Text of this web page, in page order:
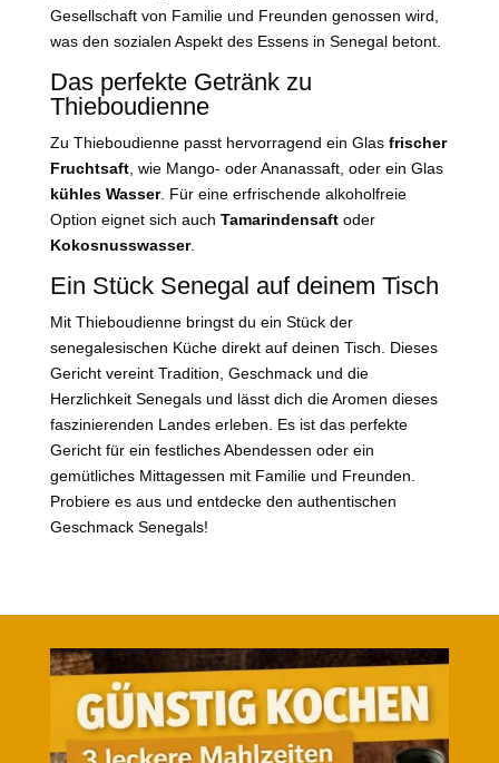
Gesellschaft von Familie und Freunden genossen wird,
was den sozialen Aspekt des Essens in Senegal betont.
Das perfekte Getränk zu
Thieboudienne
Zu Thieboudienne passt hervorragend ein Glas frischer
Fruchtsaft, wie Mango- oder Ananassaft, oder ein Glas
kühles Wasser. Für eine erfrischende alkoholfreie
Option eignet sich auch Tamarindensaftoder
Kokosnusswasser.
Ein Stück Senegal auf deinem Tisch
Mit Thieboudienne bringst du ein Stück der
senegalesischen Küche direkt auf deinen Tisch. Dieses
Gericht vereint Tradition, Geschmack und die
Herzlichkeit Senegals und lässt dich die Aromen dieses
faszinierenden Landes erleben. Es ist das perfekte
Gericht für ein festliches Abendessen oder ein
gemütliches Mittagessen mit Familie und Freunden.
Probiere es aus und entdecke den authentischen
Geschmack Senegals!